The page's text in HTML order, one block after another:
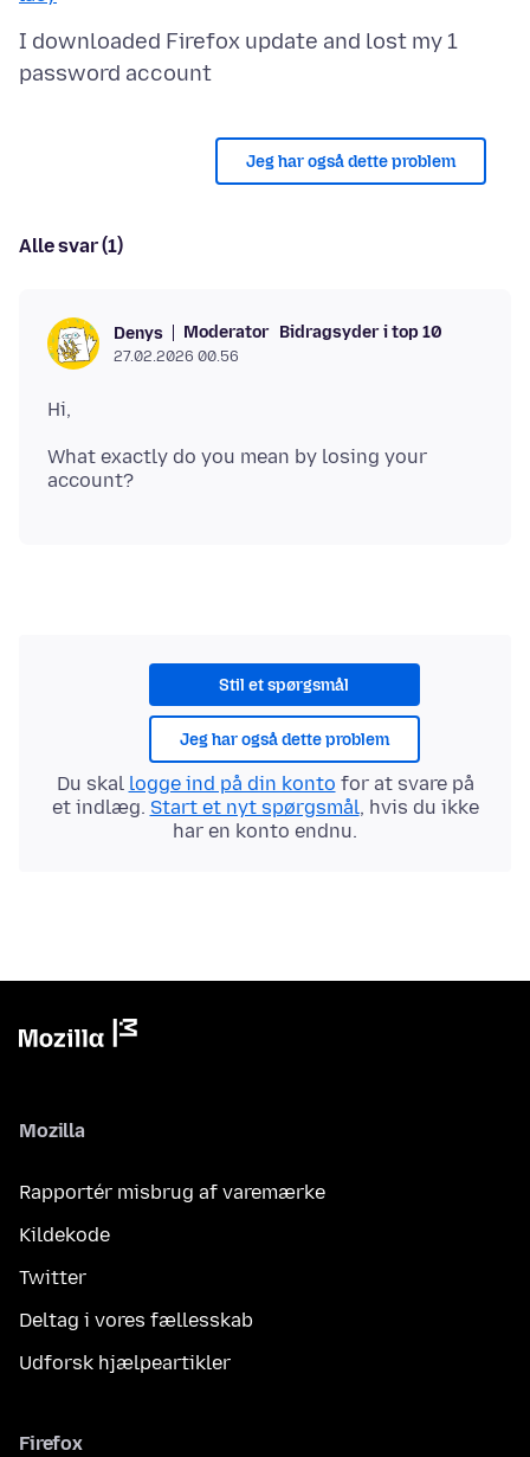
I downloaded Firefox update and lost my 1
Jeg har også dette problem
Alle svar (1)
Denys Moderator Bidragsyder i top 10
27.02.2026 00.56
What exactly do you mean by losing your
Stil et spørgsmål
Jeg har også dette problem
Du skal logge ind på din konto for at svare på
et indlæg. Start et nyt spørgsmål, hvis du ikke
har en konto endnu.
Mozilla
Rapportér misbrug af varemærke
Kildekode
Twitter
Deltag i vores fællesskab
Udforsk hjælpeartikler
Firefox